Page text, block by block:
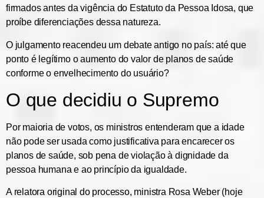
firmadosantes da vigência do Estatuto da Pessoa Idosa, que
proíbe diferenciações dessa natureza.
O julgamento reacendeu um debate antigo no país:até que
ponto é legítimo o aumento do valor de planos de saúde
conforme o envelhecimento do usuário?
O que decidiu o Supremo
Por maioria de votos, os ministros entenderam quea idade
não pode ser usada como justificativa para encarecer os
planos de saúde, sob pena de violação àdignidade da
pessoa humana e ao princípio da igualdade.
A relatora original do processo, ministra Rosa Weber(hoje